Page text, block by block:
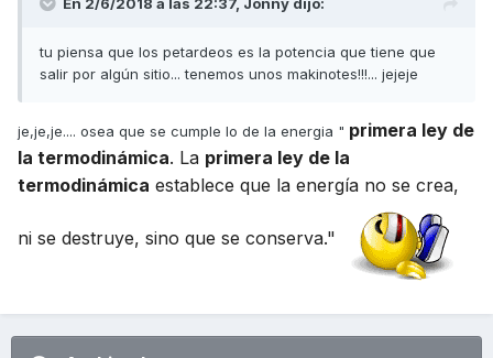
En 2/6/2018 a las 22:37, Jonny dijo:
tu piensa que los petardeos es la potencia que tiene que
salir por algún sitio... tenemos unos makinotes!!!... jejeje
je,je,je.... osea que se cumple lo de la energia " primera ley de
la termodinámica. La primera ley de la
termodinámica establece que la energía no se crea,
ni se destruye, sino que se conserva."